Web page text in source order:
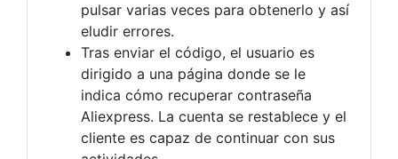
pulsar varias veces para obtenerlo y así
eludir errores.
Tras enviar el código, el usuario es
dirigido a una página donde se le
indica cómo recuperar contraseña
Aliexpress. La cuenta se restablece y el
cliente es capaz de continuar con sus